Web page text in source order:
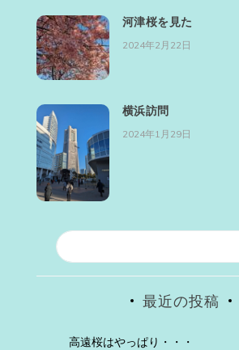
河津桜を見た
2024年2月22日
横浜訪問
2024年1月29日
最近の投稿
高遠桜はやっぱり・・・